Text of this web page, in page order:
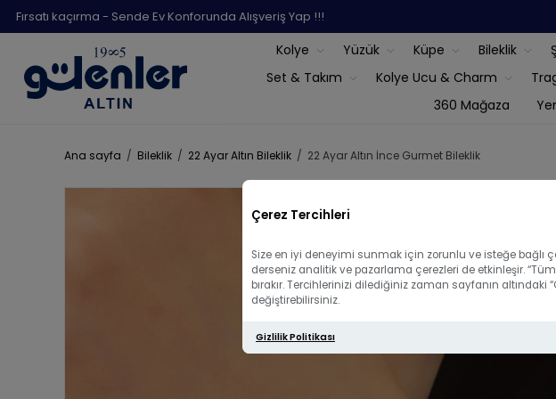
Çerez Tercihleri
Size en iyi deneyimi sunmak için zorunlu ve isteğe bağlı
derseniz analitik ve pazarlama çerezleri de etkinleşir.
bırakır. Tercihlerinizi dilediğiniz zaman sayfanın altındaki
değiştirebilirsiniz.
Gizlilik Politikası
Fırsatı kaçırma - Sende Ev Konforunda Alışveriş Yap !!!
Kolye Yüzük Küpe Bileklik
Set & Takım
Kolye Ucu & Charm
360 Mağaza
Ana sayfa / Bileklik / 22 Ayar Altın Bileklik / 22 Ayar Altın İnce Gurmet Bileklik